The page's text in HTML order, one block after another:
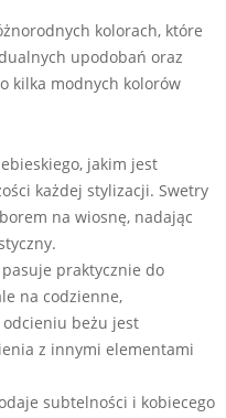
kolorach, które
upodobań oraz
kilka modnych kolorów
jakim jest
każdej stylizacji. Swetry
na wiosnę, nadając
praktycznie do
na codzienne,
beżu jest
z innymi elementami
subtelności i kobiecego